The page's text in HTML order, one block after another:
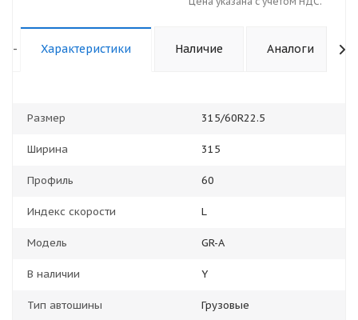
- Характеристики Наличие Аналоги
Размер 315/60R22.5
Ширина 315
Профиль 60
Индекс скорости L
Модель GR-A
В наличии Y
Тип автошины Грузовые